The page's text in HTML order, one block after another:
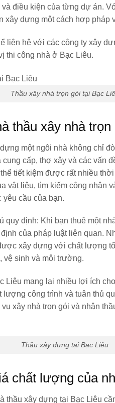
điều kiện của từng dự án.
xây dựng một cách hợp pháp
liên hệ với các công ty xây
thi công nhà ở Bạc Liêu.
Thầu xây nhà trọn gói tại Bạc
thầu xây nhà
một ngôi nhà không chỉ
cấp, thợ xây và các vấn
tiết kiệm được rất nhiều
vật liệu, tìm kiếm công nhân
yêu cầu của bạn.
quy định: Khi bạn thuê một
của pháp luật liên quan.
xây dựng với chất lượng
vệ sinh và môi trường.
Liêu mang lại nhiều lợi ích
công trình và tuân thủ
xây nhà trọn gói và nhận
Thầu xây dựng tại Bạc Liêu
chất lượng của
thầu xây dựng tại Bạc Liêu